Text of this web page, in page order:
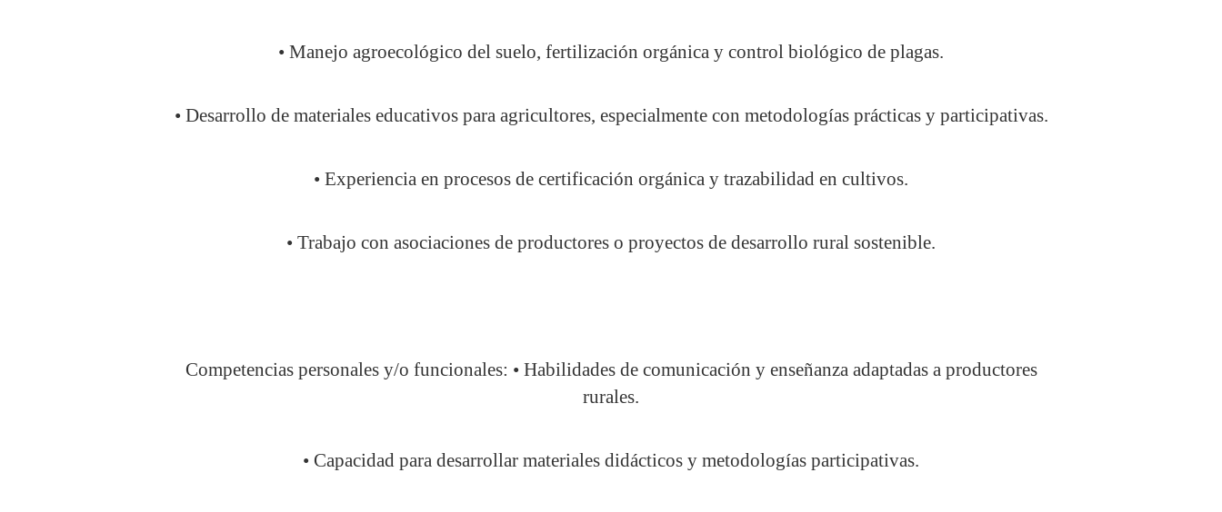
• Manejo agroecológico del suelo, fertilización orgánica y control biológico de plagas.
• Desarrollo de materiales educativos para agricultores, especialmente con metodologías prácticas y participativas.
• Experiencia en procesos de certificación orgánica y trazabilidad en cultivos.
• Trabajo con asociaciones de productores o proyectos de desarrollo rural sostenible.
Competencias personales y/o funcionales: • Habilidades de comunicación y enseñanza adaptadas a productores
rurales.
• Capacidad para desarrollar materiales didácticos y metodologías participativas.